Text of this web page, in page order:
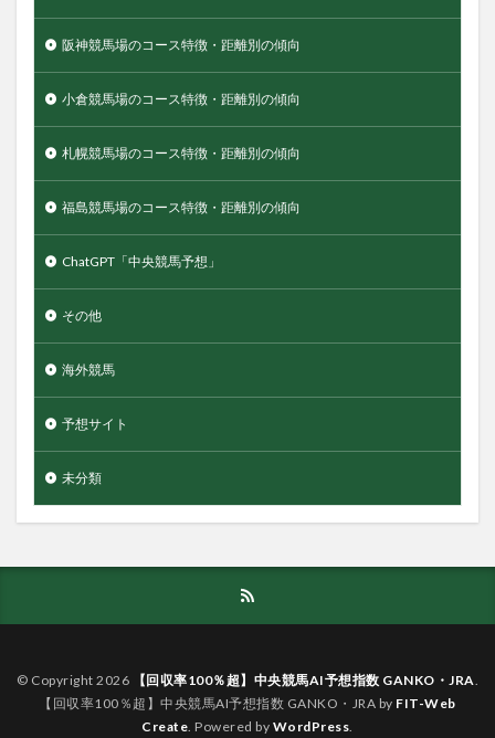
阪神競馬場のコース特徴・距離別の傾向
小倉競馬場のコース特徴・距離別の傾向
札幌競馬場のコース特徴・距離別の傾向
福島競馬場のコース特徴・距離別の傾向
ChatGPT「中央競馬予想」
その他
海外競馬
予想サイト
未分類
© Copyright 2026 【回収率100％超】中央競馬AI予想指数 GANKO・JRA.
【回収率100％超】中央競馬AI予想指数 GANKO・JRA by FIT-Web
Create. Powered by WordPress.